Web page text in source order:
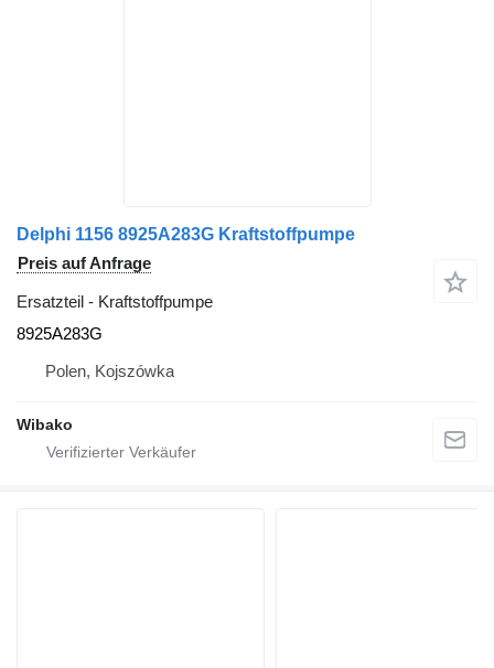
Delphi 1156 8925A283G Kraftstoffpumpe
Preis auf Anfrage
Ersatzteil - Kraftstoffpumpe
8925A283G
Polen, Kojszówka
Wibako